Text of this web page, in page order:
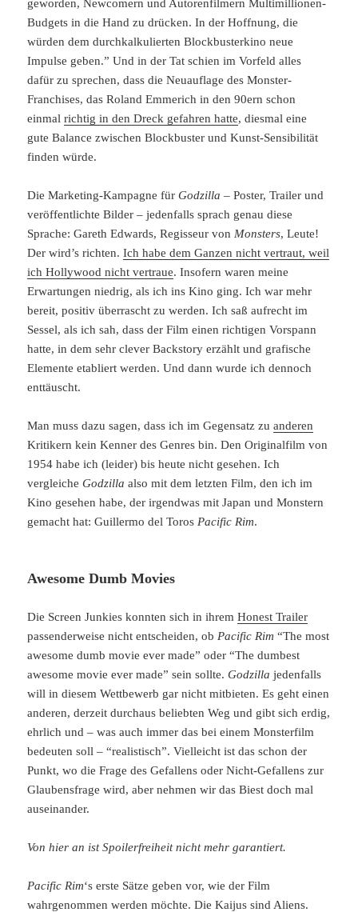
geworden, Newcomern und Autorenfilmern Multimillionen-
Budgets in die Hand zu drücken. In der Hoffnung, die
würden dem durchkalkulierten Blockbusterkino neue
Impulse geben.” Und in der Tat schien im Vorfeld alles
dafür zu sprechen, dass die Neuauflage des Monster-
Franchises, das Roland Emmerich in den 90ern schon
einmalrichtig in den Dreck gefahren hatte, diesmal eine
gute Balance zwischen Blockbuster und Kunst-Sensibilität
finden würde.
Die Marketing-Kampagne fürGodzilla – Poster, Trailer und
veröffentlichte Bilder – jedenfalls sprach genau diese
Sprache: Gareth Edwards, Regisseur von Monsters, Leute!
Der wird’s richten.Ich habe dem Ganzen nicht vertraut, weil
ich Hollywood nicht vertraue. Insofern waren meine
Erwartungen niedrig, als ich ins Kino ging. Ich war mehr
bereit, positiv überrascht zu werden. Ich saß aufrecht im
Sessel, als ich sah, dass der Film einen richtigen Vorspann
hatte, in dem sehr clever Backstory erzählt und grafische
Elemente etabliert werden. Und dann wurde ich dennoch
enttäuscht.
Man muss dazu sagen, dass ich im Gegensatz zuanderen
Kritikern kein Kenner des Genres bin. Den Originalfilm von
1954 habe ich (leider) bis heute nicht gesehen. Ich
vergleicheGodzilla also mit dem letzten Film, den ich im
Kino gesehen habe, der irgendwas mit Japan und Monstern
gemacht hat: Guillermo del Toros Pacific Rim.
Awesome Dumb Movies
Die Screen Junkies konnten sich in ihremHonest Trailer
passenderweise nicht entscheiden, ob Pacific Rim “The most
awesome dumb movie ever made” oder “The dumbest
awesome movie ever made” sein sollte.Godzilla jedenfalls
will in diesem Wettbewerb gar nicht mitbieten. Es geht einen
anderen, derzeit durchaus beliebten Weg und gibt sich erdig,
ehrlich und – was auch immer das bei einem Monsterfilm
bedeuten soll – “realistisch”. Vielleicht ist das schon der
Punkt, wo die Frage des Gefallens oder Nicht-Gefallens zur
Glaubensfrage wird, aber nehmen wir das Biest doch mal
auseinander.
Von hier an ist Spoilerfreiheit nicht mehr garantiert.
Pacific Rim‘s erste Sätze geben vor, wie der Film
wahrgenommen werden möchte. Die Kaijus sind Aliens.